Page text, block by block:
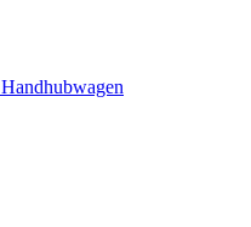
Handhubwagen